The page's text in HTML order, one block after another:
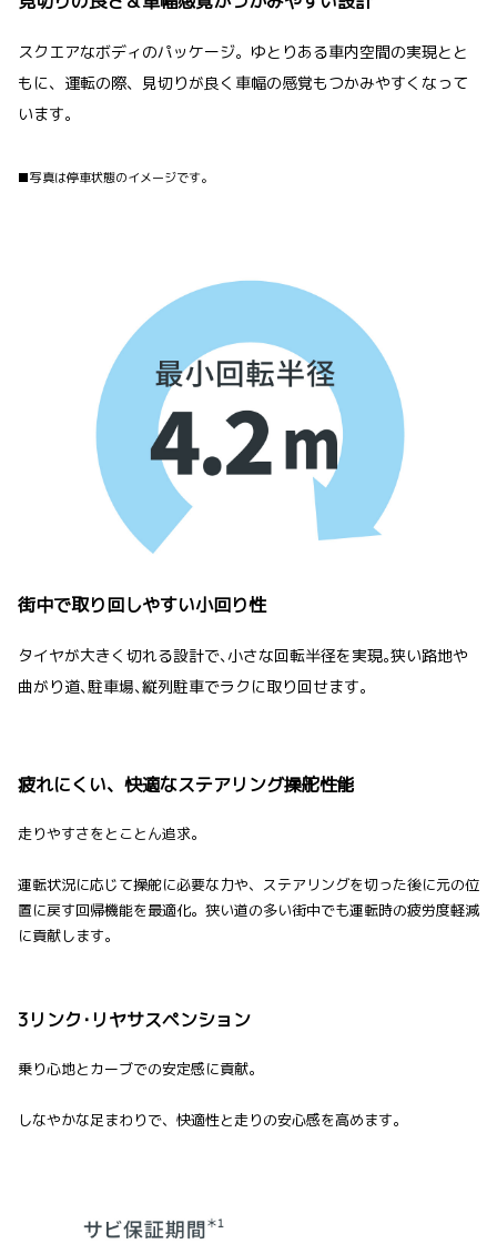
スクエアなボディのパッケージ。ゆとりある車内空間の実現とと
もに、運転の際、見切りが良く車幅の感覚もつかみやすくなって
います。
■写真は停車状態のイメージです。
街中で取り回しやすい小回り性
タイヤが大きく切れる設計で､小さな回転半径を実現｡狭い路地や
曲がり道､駐車場､縦列駐車でラクに取り回せます。
疲れにくい、快適なステアリング操舵性能
走りやすさをとことん追求。
運転状況に応じて操舵に必要な力や、ステアリングを切った後に元の位
置に戻す回帰機能を最適化。狭い道の多い街中でも運転時の疲労度軽減
に貢献します。
3リンク･リヤサスペンション
乗り心地とカーブでの安定感に貢献。
しなやかな足まわりで、快適性と走りの安心感を高めます。